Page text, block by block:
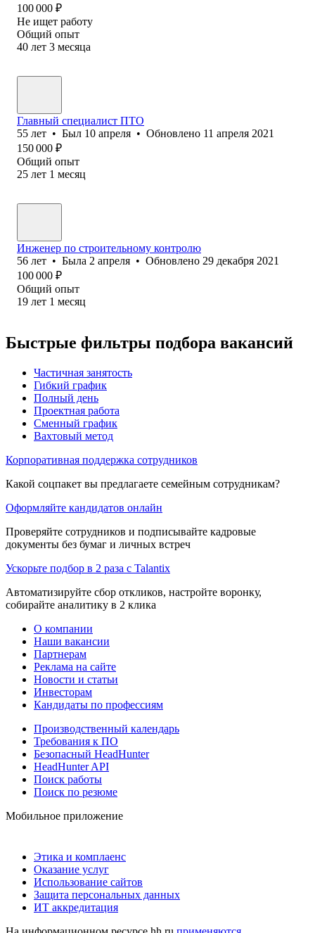
100 000 ₽
Не ищет работу
Общий опыт
40 лет 3 месяца
Главный специалист ПТО
55 лет • Был 10 апреля • Обновлено 11 апреля 2021
150 000 ₽
Общий опыт
25 лет 1 месяц
Инженер по строительному контролю
56 лет • Была 2 апреля • Обновлено 29 декабря 2021
100 000 ₽
Общий опыт
19 лет 1 месяц
Быстрые фильтры подбора вакансий
Частичная занятость
Гибкий график
Полный день
Проектная работа
Сменный график
Вахтовый метод
Корпоративная поддержка сотрудников
Какой соцпакет вы предлагаете семейным сотрудникам?
Оформляйте кандидатов онлайн
Проверяйте сотрудников и подписывайте кадровые
документы без бумаг и личных встреч
Ускорьте подбор в 2 раза с Talantix
Автоматизируйте сбор откликов, настройте воронку,
собирайте аналитику в 2 клика
О компании
Наши вакансии
Партнерам
Реклама на сайте
Новости и статьи
Инвесторам
Кандидаты по профессиям
Производственный календарь
Требования к ПО
Безопасный HeadHunter
HeadHunter API
Поиск работы
Поиск по резюме
Мобильное приложение
Этика и комплаенс
Оказание услуг
Использование сайтов
Защита персональных данных
ИТ аккредитация